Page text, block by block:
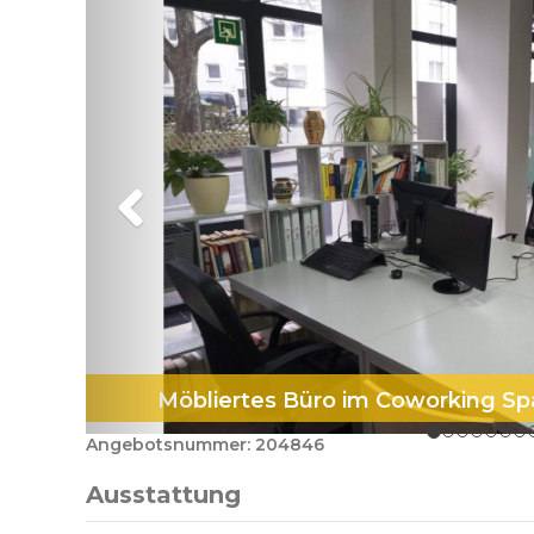
Möbliertes Büro im Coworking
Angebotsnummer: 204846
Ausstattung